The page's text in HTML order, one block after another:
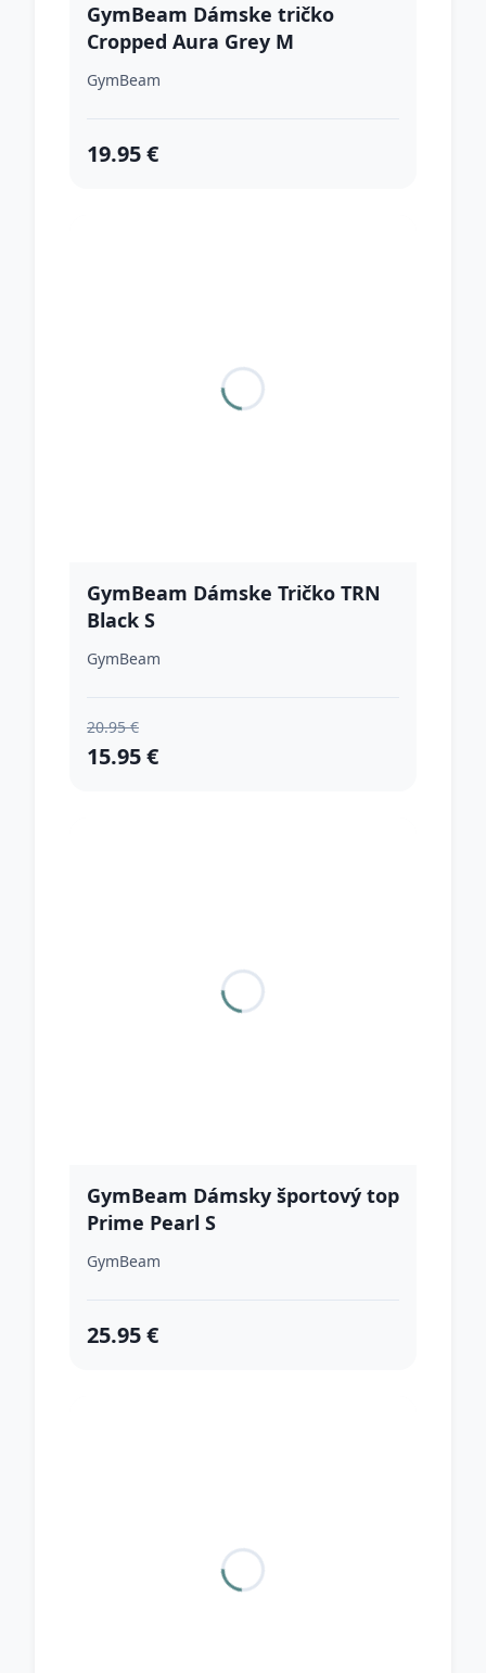
GymBeam Dámske tričko
Cropped Aura Grey M
GymBeam
19.95 €
GymBeam Dámske Tričko TRN
Black S
GymBeam
20.95 €
15.95 €
GymBeam Dámsky športový top
Prime Pearl S
GymBeam
25.95 €